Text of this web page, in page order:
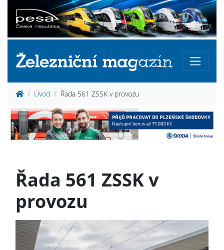
Úvod Řada 561 ZSSK v provozu
Řada 561 ZSSK v
provozu